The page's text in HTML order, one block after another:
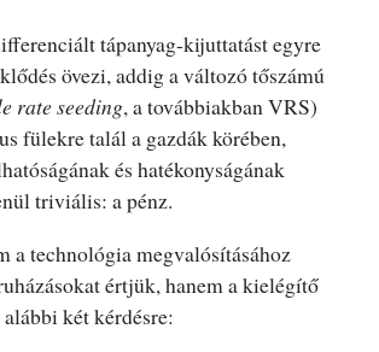
tápanyag-kijuttatást egyre
övezi, addig a változó tőszámú
rate seeding, a továbbiakban VRS)
fülekre talál a gazdák körében,
és hatékonyságának
triviális: a pénz.
a technológia megvalósításához
értjük, hanem a kielégítő
két kérdésre: